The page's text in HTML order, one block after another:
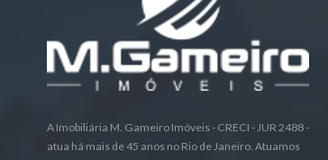
A Imobiliária M. Gameiro Imóveis - CRECI - JUR 2488 -
atua há mais de 45 anos no Rio de Janeiro. Atuamos